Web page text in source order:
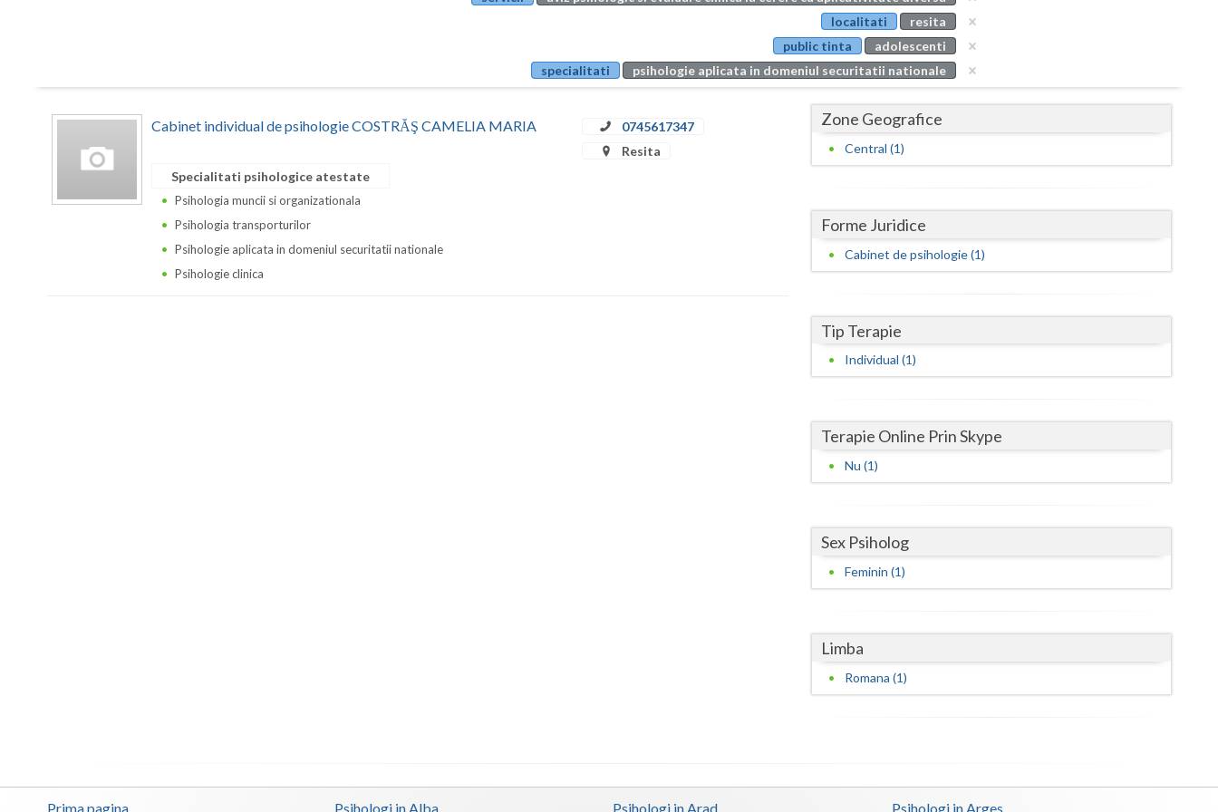
Buzau
Calarasi
Caras-Severin
Dolj
Gorj
Hunedoara
Ialomita
Maramures
Mures
Neamt
Salaj
localitati
resita
public tinta
adolescenti
specialitati
psihologie aplicata in domeniul securitatii nationale
Cabinet individual de psihologie COSTRĂŞ CAMELIA MARIA
0745617347
Resita
Specialitati psihologice atestate
Psihologia muncii si organizationala
Psihologia transporturilor
Psihologie aplicata in domeniul securitatii nationale
Psihologie clinica
Zone Geografice
Central (1)
Forme Juridice
Cabinet de psihologie (1)
Tip Terapie
Individual (1)
Terapie Online Prin Skype
Nu (1)
Sex Psiholog
Feminin (1)
Limba
Romana (1)
Prima pagina Psihologi in Alba Psihologi in Arad Psihologi in Arges